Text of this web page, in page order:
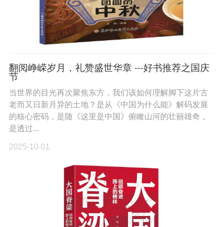
翻阅峥嵘岁月，礼赞盛世华章 ---好书推荐之国庆
节
当世界的目光再次聚焦东方，我们该如何理解脚下这片古
老而又日新月异的土地？是从《中国为什么能》解码发展
的核心密码，是随《这里是中国》俯瞰山河的壮丽雄奇，
是透过…
2025-10-01